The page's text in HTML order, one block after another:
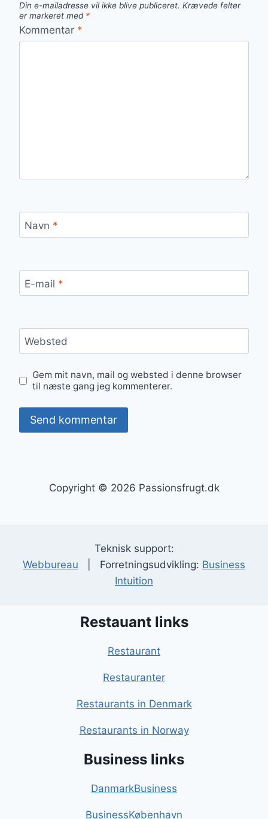
Din e-mailadresse vil ikke blive publiceret. Krævede felter
er markeret med *
Kommentar *
Navn *
E-mail *
Websted
Gem mit navn, mail og websted i denne browser
til næste gang jeg kommenterer.
Copyright © 2026 Passionsfrugt.dk
Teknisk support:
Webbureau | Forretningsudvikling: Business
Intuition
Restauant links
Restaurant
Restauranter
Restaurants in Denmark
Restaurants in Norway
Business links
DanmarkBusiness
BusinessKøbenhavn